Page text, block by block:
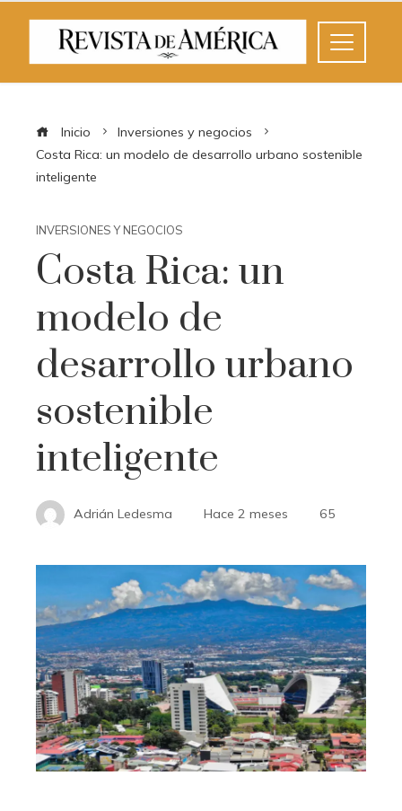
Inicio
Inversiones y negocios
Costa Rica: un modelo de desarrollo urbano sostenible
inteligente
INVERSIONES Y NEGOCIOS
Costa Rica: un
modelo de
desarrollo urbano
sostenible
inteligente
Adrián Ledesma Hace 2 meses 65